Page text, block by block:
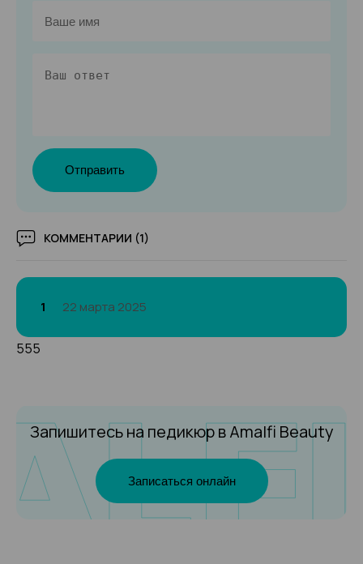
Отправить
КОММЕНТАРИИ (1)
1 22 марта 2025
555
Запишитесь на педикюрв Amalfi Beauty
Записаться онлайн